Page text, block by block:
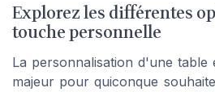
Explorez les différentes
touche personnelle
La personnalisation d'une
majeur pour quiconque